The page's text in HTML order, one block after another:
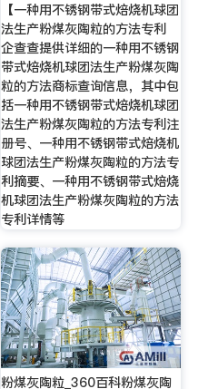
【一种用不锈钢带式焙烧机球团
法生产粉煤灰陶粒的方法专利
企查查提供详细的一种用不锈钢
带式焙烧机球团法生产粉煤灰陶
粒的方法商标查询信息，其中包
括一种用不锈钢带式焙烧机球团
法生产粉煤灰陶粒的方法专利注
册号、一种用不锈钢带式焙烧机
球团法生产粉煤灰陶粒的方法专
利摘要、一种用不锈钢带式焙烧
机球团法生产粉煤灰陶粒的方法
专利详情等
粉煤灰陶粒_360百科粉煤灰陶